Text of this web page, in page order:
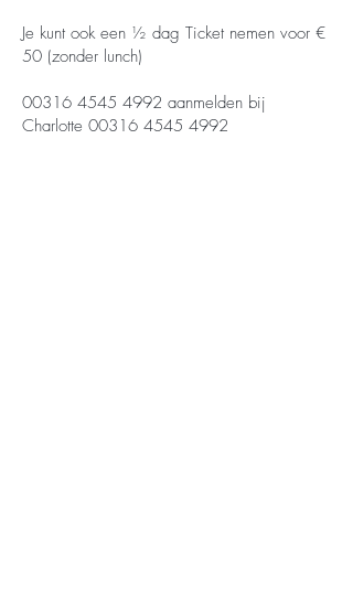
Je kunt ook een ½ dag Ticket nemen voor €
50 (zonder lunch)
00316 4545 4992 aanmelden bij
Charlotte 00316 4545 4992